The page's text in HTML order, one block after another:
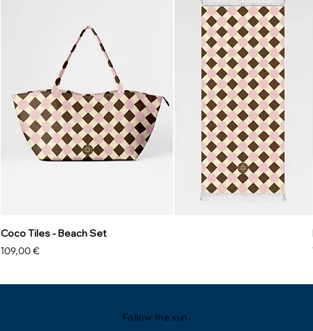
Coco Tiles - Beach Set
Prezzo
109,00 €
Follow the sun.